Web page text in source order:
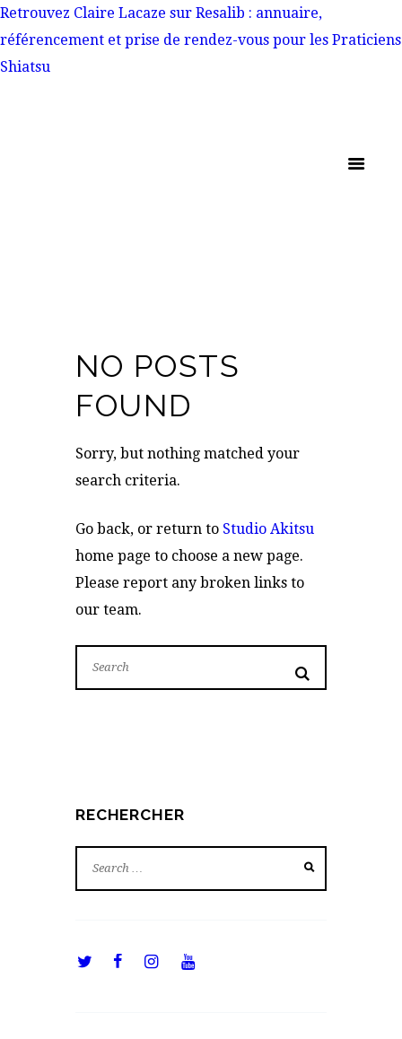
Retrouvez Claire Lacaze sur Resalib : annuaire,
référencement et prise de rendez-vous pour les Praticiens
Shiatsu
NO POSTS
FOUND
Sorry, but nothing matched your
search criteria.
Go back, or return to Studio Akitsu
home page to choose a new page.
Please report any broken links to
our team.
RECHERCHER